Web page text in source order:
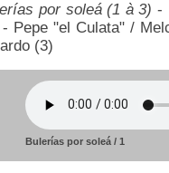
por soleá (1 à 3) -
Pepe "el Culata" /
(3)
Bulerías por soleá / 1